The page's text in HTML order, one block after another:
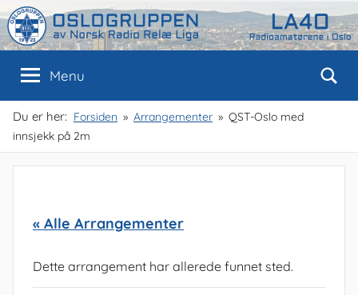
Skip
to
content
Oslogruppen
av
NRRL
Oslo
Menu
Du er her: Forsiden Arrangementer
QST-Oslo med
innsjekk på 2m
« Alle Arrangementer
Dette arrangement har allerede funnet sted.